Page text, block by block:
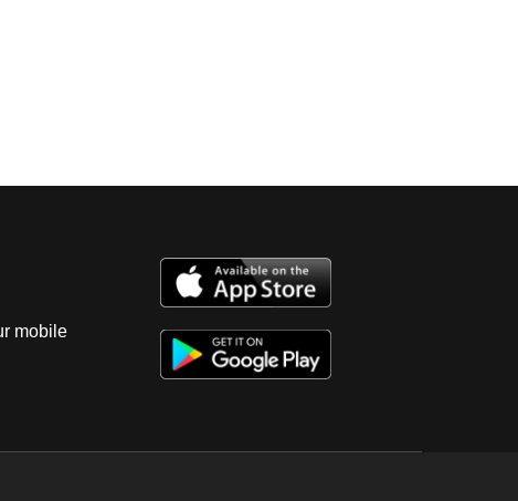
lado izquierdo, salpicadera trasera lado
trasera, cofre, fascias delantera y trasera
mobile